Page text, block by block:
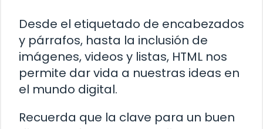
Desde el etiquetado de encabezados
y párrafos, hasta la inclusión de
imágenes, videos y listas, HTML nos
permite dar vida a nuestras ideas en
el mundo digital.
Recuerda que la clave para un buen